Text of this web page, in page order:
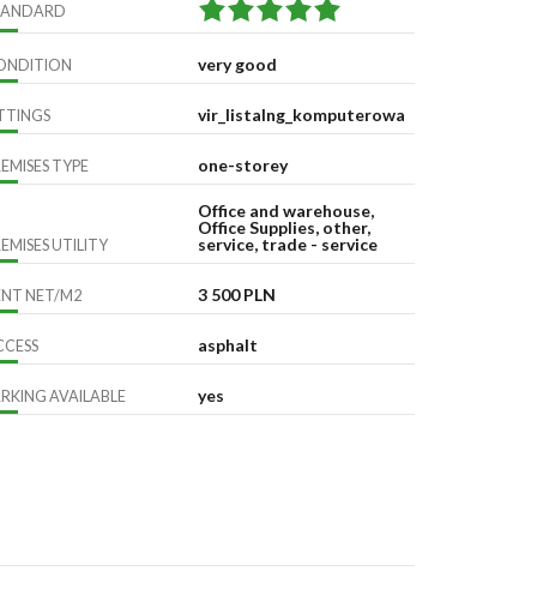
very good
vir_listalng_komputerowa
TYPE one-storey
UTILITY
Office and warehouse,
Office Supplies, other,
service, trade - service
NET/M2 3 500 PLN
asphalt
AVAILABLE yes